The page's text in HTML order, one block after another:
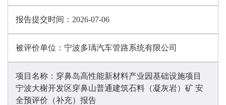
报告提交时间： 2026-07-06
被评价单位： 宁波多瑀汽车管路系统有限公司
项目名称： 穿鼻岛高性能新材料产业园基础设施项目
宁波大榭开发区穿鼻山普通建筑石料（凝灰岩）矿 安
全预评价（补充）报告